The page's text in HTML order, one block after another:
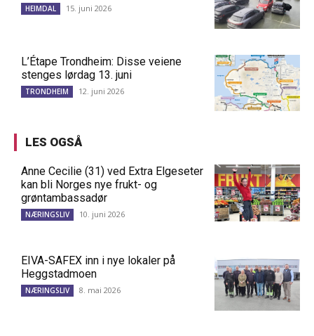
HEIMDAL 15. juni 2026
L’Étape Trondheim: Disse veiene
stenges lørdag 13. juni
TRONDHEIM 12. juni 2026
LES OGSÅ
Anne Cecilie (31) ved Extra Elgeseter
kan bli Norges nye frukt- og
grøntambassadør
NÆRINGSLIV 10. juni 2026
EIVA-SAFEX inn i nye lokaler på
Heggstadmoen
NÆRINGSLIV 8. mai 2026